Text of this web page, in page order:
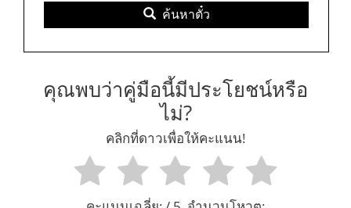
ค้นหาตั๋ว
คุณพบว่าคู่มือนี้มีประโยชน์หรือ
ไม่?
คลิกที่ดาวเพื่อให้คะแนน!